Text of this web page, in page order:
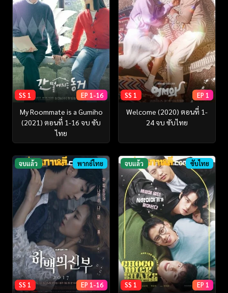
SS 1 EP 1-16
My Roommate is a Gumiho
(2021) ตอนที่ 1-16 จบ ซับ
ไทย
SS 1 EP 1
Welcome (2020) ตอนที่ 1-
24 จบ ซับไทย
จบแล้ว พากย์ไทย
SS 1 EP 1-16
จบแล้ว ซับไทย
SS 1 EP 1